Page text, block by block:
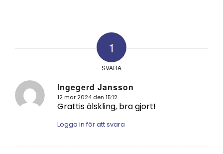
1
SVARA
Ingegerd Jansson
says:
12 mar 2024 den 15:12
Grattis älskling, bra gjort!
Logga in för att svara